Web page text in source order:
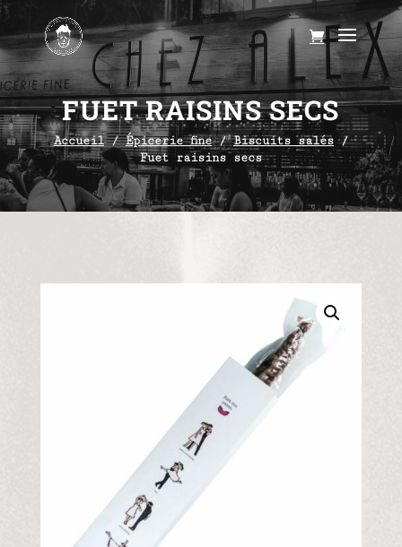
FUET RAISINS SECS
Accueil/Épicerie fine/Biscuits salés/
Fuet raisins secs